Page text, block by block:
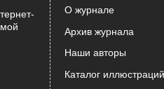
О журнале
Архив журнала
Наши авторы
Каталог